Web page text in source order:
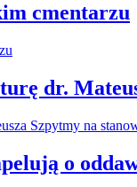
cmentarzu
dr.
o